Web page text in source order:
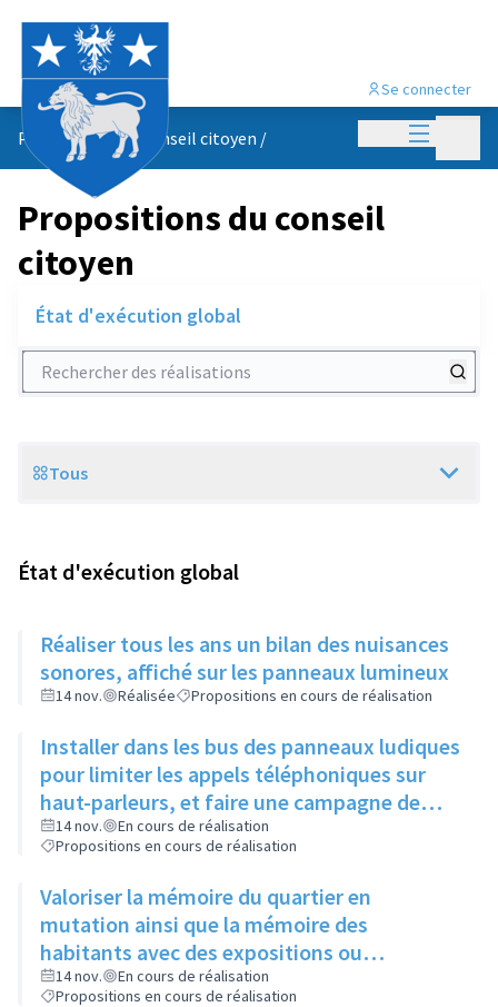
Menu
Se connecter
Propositions du conseil citoyen /
Propositions du conseil
citoyen
État d'exécution global
Rechercher des réalisations
Scope
Tous
État d'exécution global
Réaliser tous les ans un bilan des nuisances
sonores, affiché sur les panneaux lumineux
14 nov. Réalisée Propositions en cours de réalisation
Installer dans les bus des panneaux ludiques
pour limiter les appels téléphoniques sur
haut-parleurs, et faire une campagne de
sensibilisation sur la dangerosité des bruits
forts
14 nov.
En cours de réalisation
Propositions en cours de réalisation
Valoriser la mémoire du quartier en
mutation ainsi que la mémoire des
habitants avec des expositions ou
l'implantation de sculptures
14 nov.
En cours de réalisation
Propositions en cours de réalisation